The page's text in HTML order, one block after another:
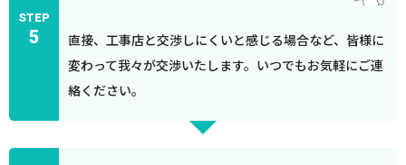
STEP
5
直接、工事店と交渉しにくいと感じる場合など、皆様に
変わって我々が交渉いたします。いつでもお気軽にご連
絡ください。